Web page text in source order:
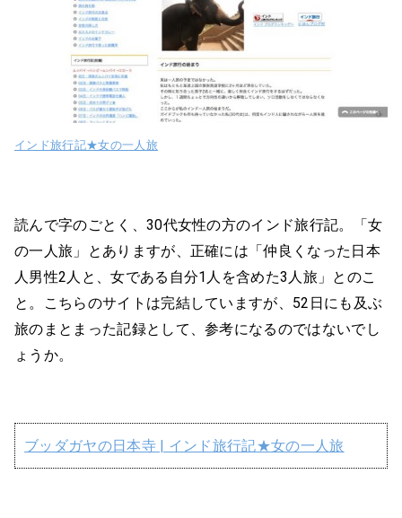
インド旅行記★女の一人旅
読んで字のごとく、30代女性の方のインド旅行記。「女
の一人旅」とありますが、正確には「仲良くなった日本
人男性2人と、女である自分1人を含めた3人旅」とのこ
と。こちらのサイトは完結していますが、52日にも及ぶ
旅のまとまった記録として、参考になるのではないでし
ょうか。
ブッダガヤの日本寺 | インド旅行記★女の一人旅